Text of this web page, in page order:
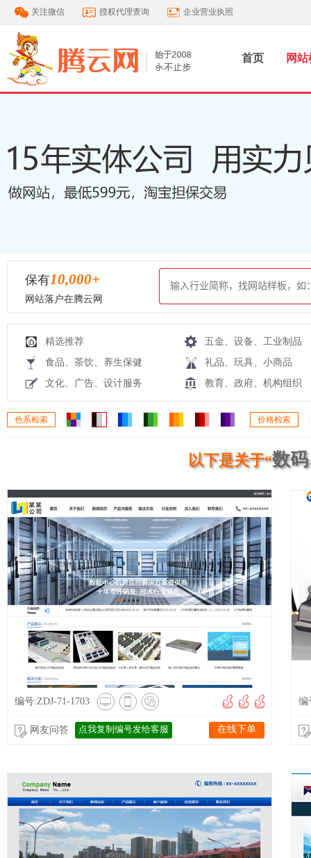
关注微信 授权代理查询 企业营业执照
首页 网
保有10,000+
网站落户在腾云网
精选推荐
五金、设备、工业制品
食品、茶饮、养生保健
礼品、玩具、小商品
文化、广告、设计服务
教育、政府、机构组织
色系检索 价格检索
以下是关于“数
编号:ZDJ-71-1703
网友问答 点我复制编号发给客服 在线下单
编